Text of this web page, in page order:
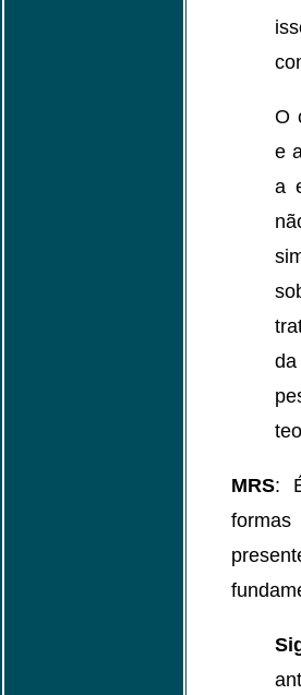
O
e
a
MRS: